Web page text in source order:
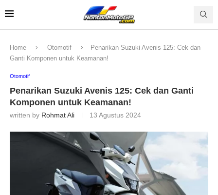
Home Otomotif
Penarikan Suzuki Avenis 125: Cek dan
Ganti Komponen untuk Keamanan!
Otomotif
Penarikan Suzuki Avenis 125: Cek dan Ganti
Komponen untuk Keamanan!
written by Rohmat Ali 13 Agustus 2024